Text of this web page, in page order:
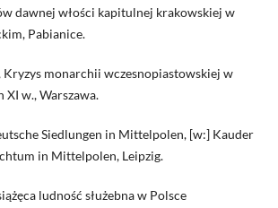
dawnej włości kapitulnej krakowskiej w
Pabianice.
Kryzys monarchii wczesnopiastowskiej w
XI w., Warszawa.
Siedlungen in Mittelpolen, [w:] Kauder
in Mittelpolen, Leipzig.
ludność służebna w Polsce